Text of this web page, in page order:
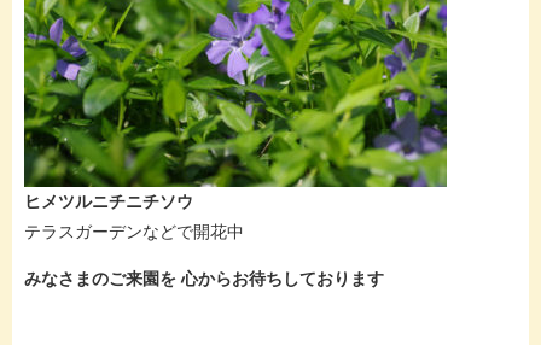
ヒメツルニチニチソウ
テラスガーデンなどで開花中
みなさまのご来園を 心からお待ちしております